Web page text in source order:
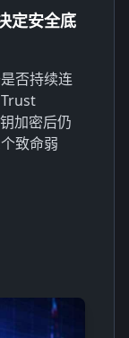
定安全底
否持续连
加密后仍
致命弱